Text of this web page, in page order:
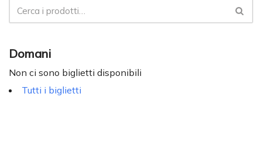
Domani
Non ci sono biglietti disponibili
Tutti i biglietti